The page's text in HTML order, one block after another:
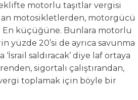
motorlu taşıtlar vergisi
motosikletlerden, motorgücü
küçüğüne. Bunlara motorlu
yüzde 20’si de ayrıca savunma
saldıracak’ diye laf ortaya
sigortalı çalıştırandan,
toplamak için böyle bir